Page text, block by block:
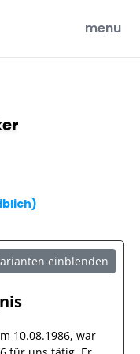
open
menu
einblenden
10.08.1986, war